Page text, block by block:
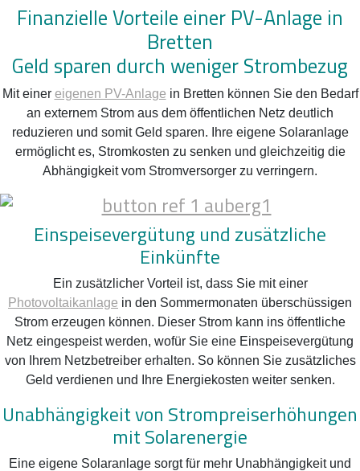
Finanzielle Vorteile einer PV-Anlage in
Bretten
Geld sparen durch weniger Strombezug
Mit einer eigenen PV-Anlage in Bretten können Sie den Bedarf
an externem Strom aus dem öffentlichen Netz deutlich
reduzieren und somit Geld sparen. Ihre eigene Solaranlage
ermöglicht es, Stromkosten zu senken und gleichzeitig die
Abhängigkeit vom Stromversorger zu verringern.
Einspeisevergütung und zusätzliche
Einkünfte
Ein zusätzlicher Vorteil ist, dass Sie mit einer
Photovoltaikanlage in den Sommermonaten überschüssigen
Strom erzeugen können. Dieser Strom kann ins öffentliche
Netz eingespeist werden, wofür Sie eine Einspeisevergütung
von Ihrem Netzbetreiber erhalten. So können Sie zusätzliches
Geld verdienen und Ihre Energiekosten weiter senken.
Unabhängigkeit von Strompreiserhöhungen
mit Solarenergie
Eine eigene Solaranlage sorgt für mehr Unabhängigkeit und